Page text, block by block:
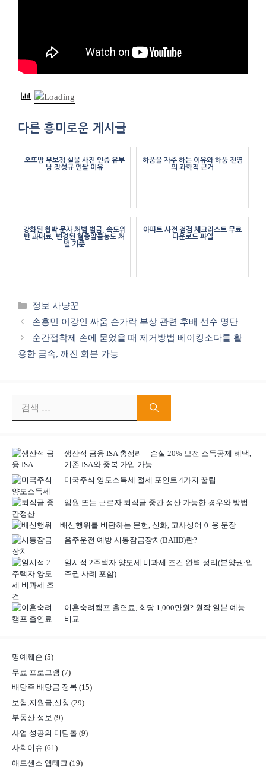
다른 흥미로운 게시글
오또맘 무보정 실물 사진 인증 유부
남 장성규 언팔 이유
하품을 자주 하는 이유와 하품 전염
의 과학적 근거
강화된 협박 문자 처벌 벌금, 속도위
반 과태료, 변경된 혈중알콜농도 처
벌 기준
아파트 사전 점검 체크리스트 무료
다운로드 파일
카
테
리
정보 사냥꾼
손흥민 이강인 싸움 손가락 부상 관련 후배 선수 명단
순간접착제 손에 묻었을 때 제거방법 베이킹소다를 활
용한 금속, 깨진 화분 가능
생산적 금융 ISA 총정리 – 손실 20% 보전 소득공제 혜택,
기존 ISA와 중복 가입 가능
미국주식 양도소득세 절세 포인트 4가지 꿀팁
임원 또는 근로자 퇴직금 중간 정산 가능한 경우와 방법
배신행위를 비판하는 문헌, 신화, 고사성어 이용 문장
음주운전 예방 시동잠금장치(BAIID)란?
일시적 2주택자 양도세 비과세 조건 완벽 정리(분양권·입
주권 사례 포함)
이혼숙려캠프 출연료, 회당 1,000만원? 원작 일본 예능
비교
명예훼손 (5)
무료 프로그램 (7)
배당주 배당금 정복 (15)
보험,지원금,신청 (29)
부동산 정보 (9)
사업 성공의 디딤돌 (9)
사회이슈 (61)
애드센스 앱테크 (19)